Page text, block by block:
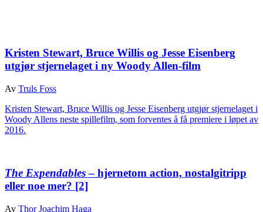
Kristen Stewart, Bruce Willis og Jesse Eisenberg
utgjør stjernelaget i ny Woody Allen-film
Av Truls Foss
Kristen Stewart, Bruce Willis og Jesse Eisenberg utgjør stjernelaget i
Woody Allens neste spillefilm, som forventes å få premiere i løpet av
2016.
The Expendables– hjernetom action, nostalgitripp
eller noe mer? [2]
Av Thor Joachim Haga